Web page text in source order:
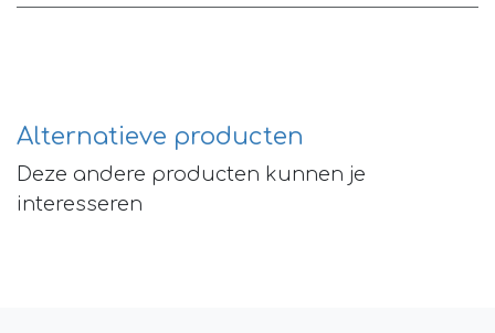
Alternatieve producten
Deze andere producten kunnen je
interesseren